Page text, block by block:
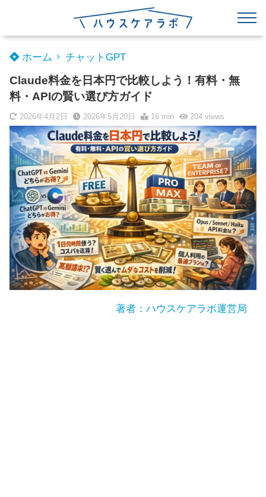
ホーム チャットGPT
Claude料金を日本円で比較しよう！有料・無
料・APIの賢い選び方ガイド
2026年4月2日 2026年5月20日 16 min 204views
著者：ハウスケアラボ運営局